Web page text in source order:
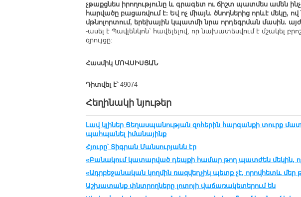
չթաքցնես իրողությունը և գրագետ ու ճիշտ պատմես ամեն
հարվածը բացառվում է: Եվ ոչ միայն. ծնողներից որևէ մեկը, ով
մթնոլորտում, երեխային կպատմի նրա որդեգրման մասին.
-ասել է Պավլենկոն` հավելելով, որ նախատեսվում է մշակել
զրույցը:
Հասմիկ ՄՈՎՍԻՍՅԱՆ
Դիտվել է՝49074
Հեղինակի նյութեր
Լավ կլիներ Ցեղասպանության զոհերին հարգանքի տուրք
պահպանել իմանայինք
Հյուրը՝ Տիգրան Մանսուրյանն էր
«Բանակում կատարված դեպքի համար թող պատժեն մեկին, ոչ
«Ադրբեջանական կողմին ռազվեդչիկ պետք չէ, որովհետև մեր
Աշխատանք փնտրողները լոտոյի վաճառակետերում են